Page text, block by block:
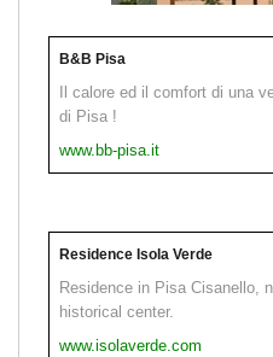
B&B Pisa
Il calore ed il comfort di una
di Pisa !
www.bb-pisa.it
Residence Isola Verde
Residence in Pisa Cisanello,
historical center.
www.isolaverde.com